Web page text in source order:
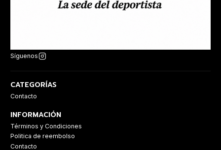
Síguenos
CATEGORÍAS
Contacto
INFORMACIÓN
Términos y Condiciones
Politica de reembolso
Contacto